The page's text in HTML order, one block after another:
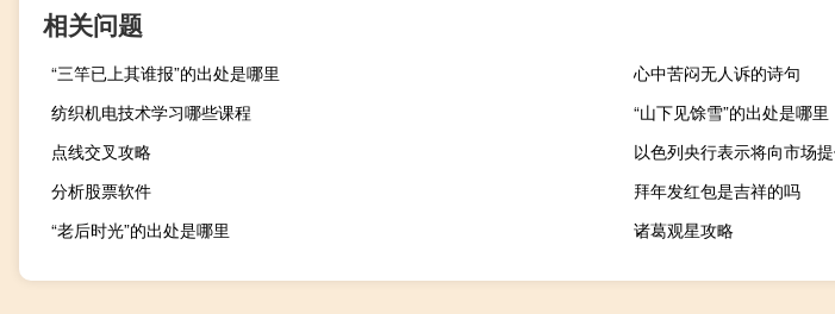
相关问题
“三竿已上其谁报”的出处是哪里
心中苦闷无人诉的诗句
纺织机电技术学习哪些课程
“山下见馀雪”的出处是哪里
点线交叉攻略
分析股票软件
拜年发红包是吉祥的吗
“老后时光”的出处是哪里
诸葛观星攻略